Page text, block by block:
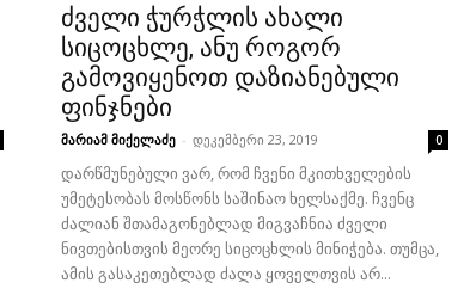
ძველი ჭურჭლის ახალი
სიცოცხლე, ანუ როგორ
გამოვიყენოთ დაზიანებული
ფინჯნები
მარიამ მიქელაძე - დეკემბერი 23, 2019 0
დარწმუნებული ვარ, რომ ჩვენი მკითხველების
უმეტესობას მოსწონს საშინაო ხელსაქმე. ჩვენც
ძალიან შთამაგონებლად მიგვაჩნია ძველი
ნივთებისთვის მეორე სიცოცხლის მინიჭება. თუმცა,
ამის გასაკეთებლად ძალა ყოველთვის არ...